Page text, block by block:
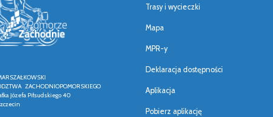
ZACHODNIOPOMORSKIEGO
Józefa Piłsudskiego 40
Trasy i wycieczki
Mapa
MPR-y
Deklaracja dostępności
Aplikacja
Pobierz aplikację